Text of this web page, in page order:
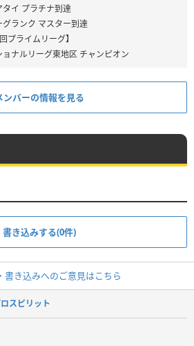
タイ プラチナ到達
グランク マスター到達
回プライムリーグ】
ョナルリーグ東地区 チャンピオン
ンバーの情報を見る
書き込みする(0件)
書き込みへのご意見はこちら
スピリット